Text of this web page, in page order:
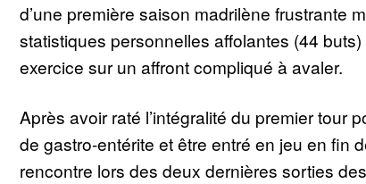
d’une première saison madrilène frustrante
statistiques personnelles affolantes (44
exercice sur un affront compliqué à avaler.
Après avoir raté l’intégralité du premier tour
de gastro-entérite et être entré en jeu en fin
rencontre lors des deux dernières sorties des